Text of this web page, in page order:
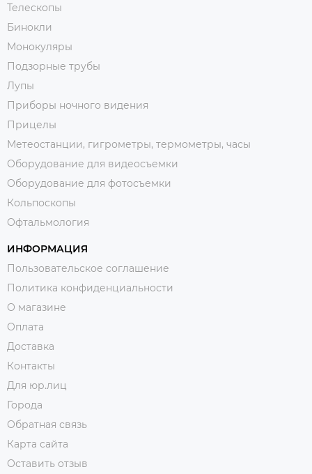
Телескопы
Бинокли
Монокуляры
Подзорные трубы
Лупы
Приборы ночного видения
Прицелы
Метеостанции, гигрометры, термометры, часы
Оборудование для видеосъемки
Оборудование для фотосъемки
Кольпоскопы
Офтальмология
ИНФОРМАЦИЯ
Пользовательское соглашение
Политика конфиденциальности
О магазине
Оплата
Доставка
Контакты
Для юр.лиц
Города
Обратная связь
Карта сайта
Оставить отзыв